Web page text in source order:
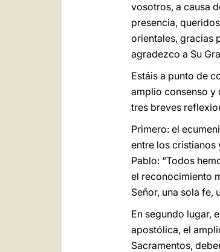
vosotros, a causa
presencia,
orientales, gracias
agradezco a Su
Estáis a punto de
amplio consenso y
tres breves
Primero: el
entre los cristianos
Pablo: “Todos
el reconocimiento
Señor, una sola fe,
En segundo lugar,
apostólica, el
Sacramentos,